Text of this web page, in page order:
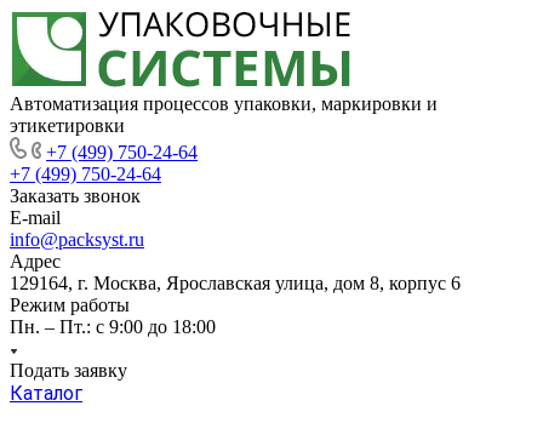
Автоматизация процессов упаковки, маркировки и
этикетировки
+7 (499) 750-24-64
+7 (499) 750-24-64
Заказать звонок
E-mail
info@packsyst.ru
Адрес
129164, г. Москва, Ярославская улица, дом 8, корпус 6
Режим работы
Пн. – Пт.: с 9:00 до 18:00
Подать заявку
Каталог